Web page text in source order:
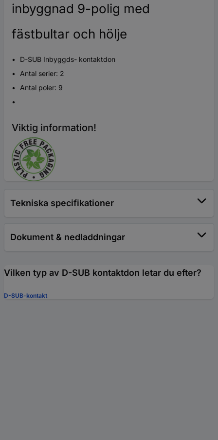
inbyggnad 9-polig med
fästbultar och hölje
D-SUB Inbyggds- kontaktdon
Antal serier: 2
Antal poler: 9
Viktig information!
Tekniska specifikationer
Dokument & nedladdningar
Vilken typ av D-SUB kontaktdon letar du efter?
D-SUB-kontakt